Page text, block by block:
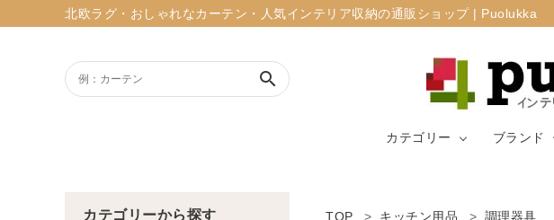
北欧ラグ・おしゃれなカーテン・人気インテリア収納の通販ショップ | Puolukka
search
カテゴリー
カーテン・窓周
ブランド
ようこそ ゲスト 様カテゴリーから探す TOP キッチン用品 調理器具